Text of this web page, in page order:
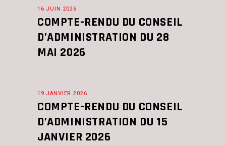
16 JUIN 2026
COMPTE-RENDU DU CONSEIL
D’ADMINISTRATION DU 28
MAI 2026
19 JANVIER 2026
COMPTE-RENDU DU CONSEIL
D’ADMINISTRATION DU 15
JANVIER 2026